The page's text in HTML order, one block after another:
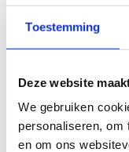
Toestemming
Deze website
We gebruiken
personaliseren, om
en om ons
sport
In ons
windsurfen,
hier allemaal.
op avontuur